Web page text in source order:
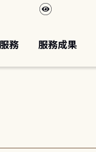
務 服務成果